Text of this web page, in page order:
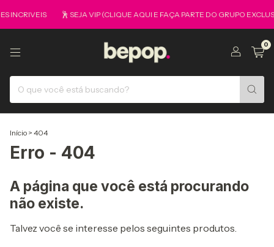
INCRIVEIS 🕺 SEJA VIP (CLIQUE AQUI E FAÇA PARTE DO GRUPO
0
Início > 404
Erro - 404
A página que você está procurando
não existe.
Talvez você se interesse pelos seguintes produtos.